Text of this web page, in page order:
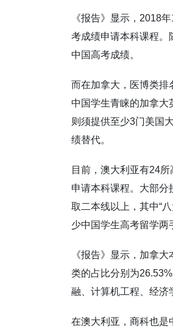
《报告》显示，2018
考成绩申请本科课程。
中国高考成绩。
而在加拿大，医博类排
中国学生青睐的加拿大
则须提供至少3门美国
绩替代。
目前，澳大利亚有24
申请本科课程。大部
取二本线以上，其中“
少中国学生高考留学两
《报告》显示，加拿
类的占比分别为
融、计算机工程、经济
在澳大利亚，商科也是